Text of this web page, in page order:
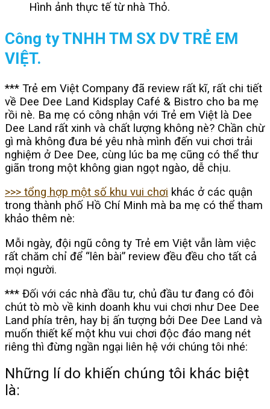
Hình ảnh thực tế từ nhà Thỏ.
Công ty TNHH TM SX DV TRẺ EM
VIỆT.
*** Trẻ em Việt Company đã review rất kĩ, rất chi tiết
về Dee Dee Land Kidsplay Café & Bistro cho ba mẹ
rồi nè. Ba mẹ có công nhận với Trẻ em Việt là Dee
Dee Land rất xinh và chất lượng không nè? Chần chừ
gì mà không đưa bé yêu nhà mình đến vui chơi trải
nghiệm ở Dee Dee, cùng lúc ba mẹ cũng có thể thư
giãn trong một không gian ngọt ngào, dễ chịu.
>>> tổng hợp một số khu vui chơi khác ở các quận
trong thành phố Hồ Chí Minh mà ba mẹ có thể tham
khảo thêm nè:
Mỗi ngày, đội ngũ công ty Trẻ em Việt vẫn làm việc
rất chăm chỉ để “lên bài” review đều đều cho tất cả
mọi người.
*** Đối với các nhà đầu tư, chủ đầu tư đang có đôi
chút tò mò về kinh doanh khu vui chơi như Dee Dee
Land phía trên, hay bị ấn tượng bởi Dee Dee Land và
muốn thiết kế một khu vui chơi độc đáo mang nét
riêng thì đừng ngần ngại liên hệ với chúng tôi nhé:
Những lí do khiến chúng tôi khác biệt
là: